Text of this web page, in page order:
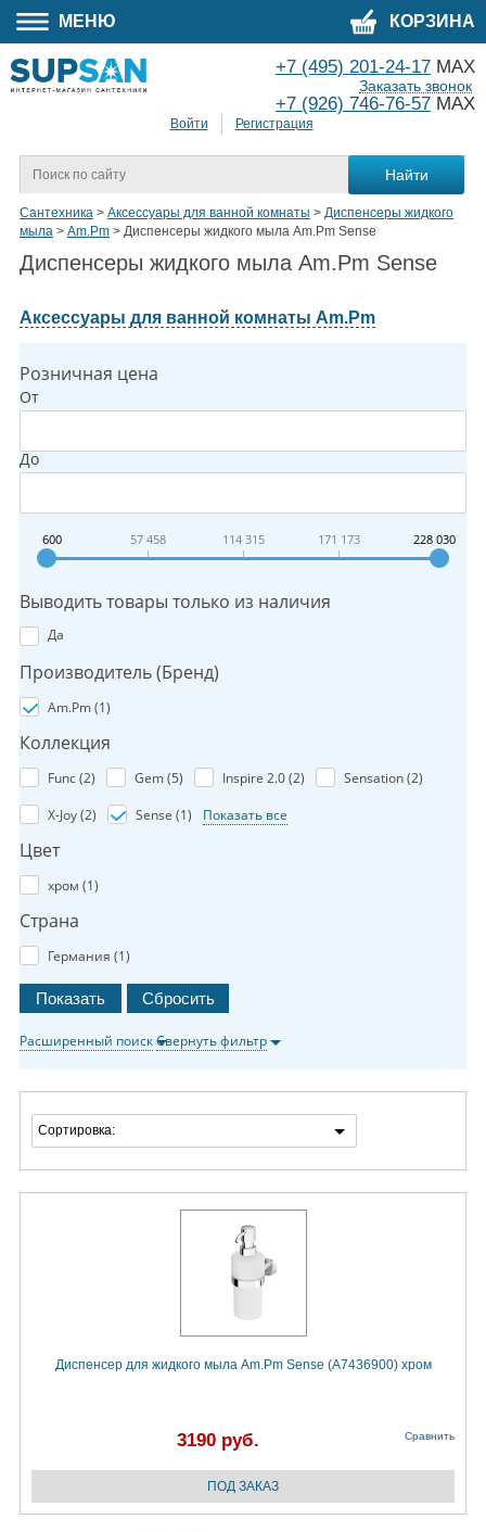
МЕНЮ КОРЗИНА
Войти Регистрация
+7 (495) 201-24-17 MAX
+7 (926) 746-76-57 MAX
Заказать звонок
Сантехника > Аксессуары для ванной комнаты > Диспенсеры жидкого
мыла > Am.Pm > Диспенсеры жидкого мыла Am.Pm Sense
Диспенсеры жидкого мыла Am.Pm Sense
Аксессуары для ванной комнаты Am.Pm
Розничная цена
От
До
600 57 458 114 315 171 173 228 030
Выводить товары только из наличия
Да
Производитель (Бренд)
Am.Pm (1)
Коллекция
Func (2) Gem (5) Inspire 2.0 (2) Sensation (2)
X-Joy (2) Sense (1) Показать все
Цвет
хром (1)
Страна
Германия (1)
Расширенный поискСвернуть фильтр
Сортировка:
Диспенсер для жидкого мыла Am.Pm Sense (A7436900) хром
3190 руб. Сравнить